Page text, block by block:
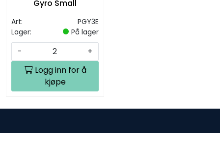
Gyro Small
Art:
PGY3E
Lager:
På lager
-
+
Logg inn for å
kjøpe